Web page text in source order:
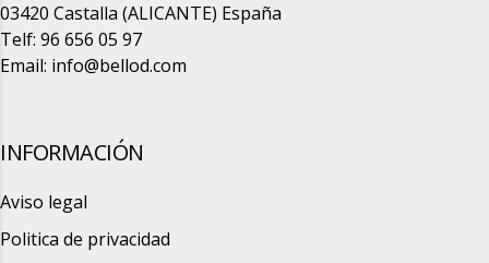
03420 Castalla (ALICANTE) España
Telf: 96 656 05 97
Email: info@bellod.com
INFORMACIÓN
Aviso legal
Politica de privacidad